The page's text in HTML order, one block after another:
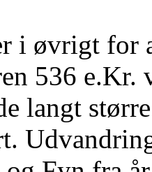
i øvrigt for
536
langt